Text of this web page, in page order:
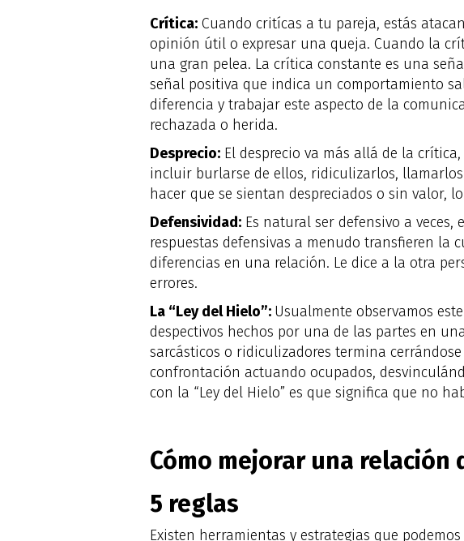
Crítica:Cuando critícas a tu pareja, estás
opinión útil o expresar una queja. Cuando la
una gran pelea. La crítica constante es una
señal positiva que indica un comportamiento
diferencia y trabajar este aspecto de la
rechazada o herida.
Desprecio:El desprecio va más allá de la
incluir burlarse de ellos, ridiculizarlos,
hacer que se sientan despreciados o sin
Defensividad:Es natural ser defensivo a veces,
respuestas defensivas a menudo transfieren la
diferencias en una relación. Le dice a la otra
errores.
La “Ley del Hielo”: Usualmente observamos
despectivos hechos por una de las partes en
sarcásticos o ridiculizadores termina
confrontación actuando ocupados,
con la “Ley del Hielo” es que significa que no
Cómo mejorar una relación
5 reglas
Existen herramientas y estrategias que